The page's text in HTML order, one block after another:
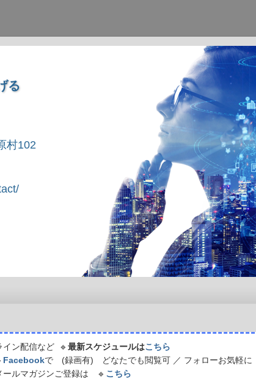
る
村102
イン配信など 🔹 最新スケジュールはこちら
Facebookで (録画有) どなたでも閲覧可 ／ フォローお気軽に
ールマガジンご登録は 🔹 こちら